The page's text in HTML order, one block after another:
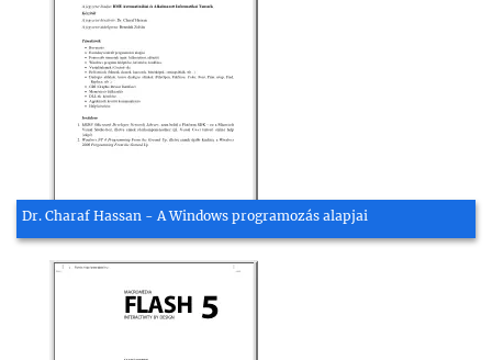
Dr. Charaf Hassan - A Windows programozás alapjai